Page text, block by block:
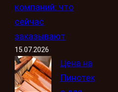
компаний: что
сейчас
заказывают
15.07.2026
Цена на
Пинотек